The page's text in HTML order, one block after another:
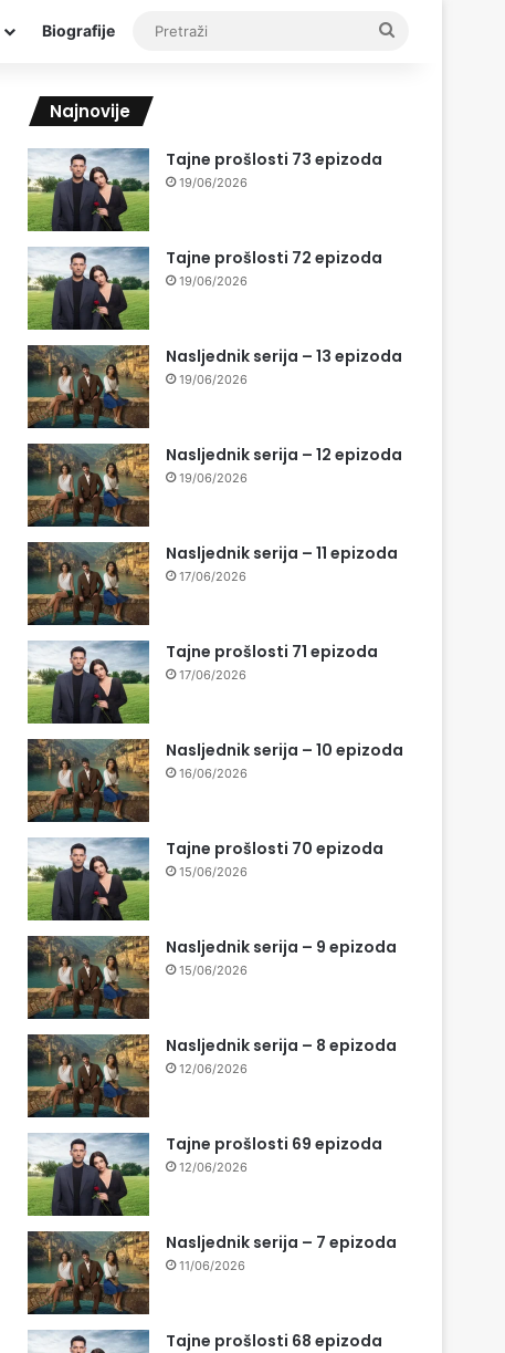
Biografije
Najnovije
Tajne prošlosti 73 epizoda
19/06/2026
Tajne prošlosti 72 epizoda
19/06/2026
Nasljednik serija – 13 epizoda
19/06/2026
Nasljednik serija – 12 epizoda
19/06/2026
Nasljednik serija – 11 epizoda
17/06/2026
Tajne prošlosti 71 epizoda
17/06/2026
Nasljednik serija – 10 epizoda
16/06/2026
Tajne prošlosti 70 epizoda
15/06/2026
Nasljednik serija – 9 epizoda
15/06/2026
Nasljednik serija – 8 epizoda
12/06/2026
Tajne prošlosti 69 epizoda
12/06/2026
Nasljednik serija – 7 epizoda
11/06/2026
Tajne prošlosti 68 epizoda